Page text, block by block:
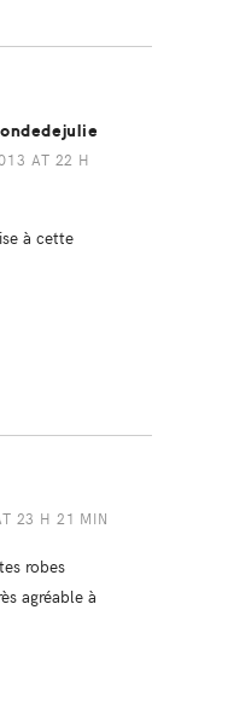
AT 22 H
à cette
23 H 21 MIN
robes
agréable à